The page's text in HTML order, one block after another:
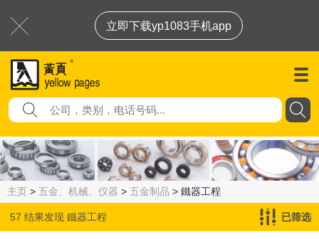
立即下载yp1083手机app
主页 > 五金、机械、仪器 > 五金制品 > 鐵器工程
57 结果发现 鐵器工程 已筛选